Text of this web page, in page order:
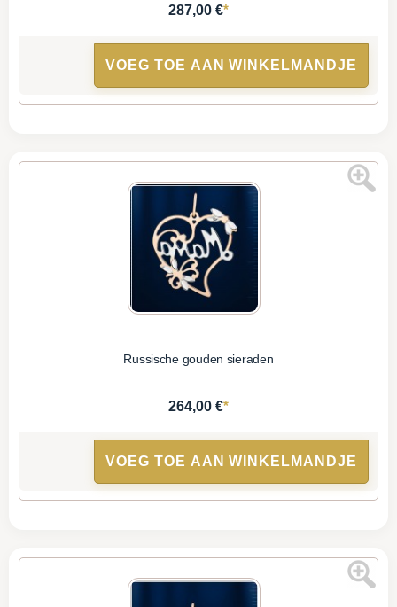
287,00 €*
VOEG TOE AAN WINKELMANDJE
Russische gouden sieraden
264,00 €*
VOEG TOE AAN WINKELMANDJE